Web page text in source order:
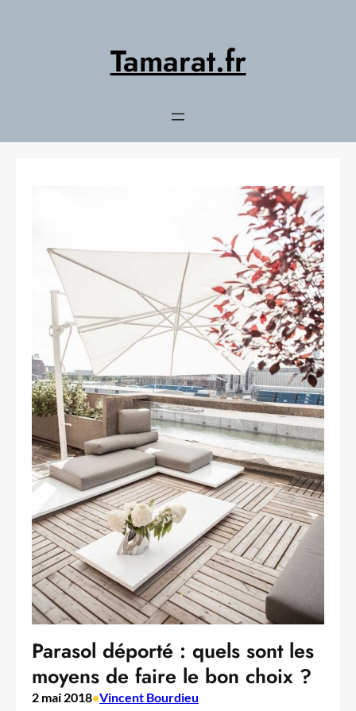
Tamarat.fr
Parasol déporté : quels sont les
moyens de faire le bon choix ?
2 mai 2018•Vincent Bourdieu